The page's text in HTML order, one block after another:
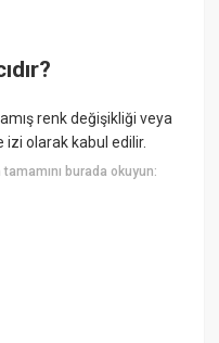
renk değişikliği veya
izi olarak kabul edilir.
tamamını burada okuyun: